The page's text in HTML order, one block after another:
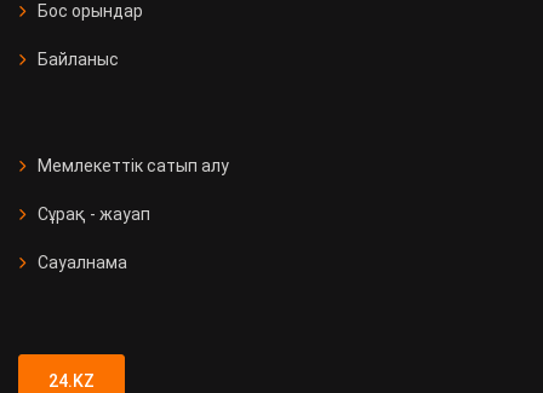
Бос орындар
Байланыс
Мемлекеттік сатып алу
Сұрақ - жауап
Сауалнама
24.KZ